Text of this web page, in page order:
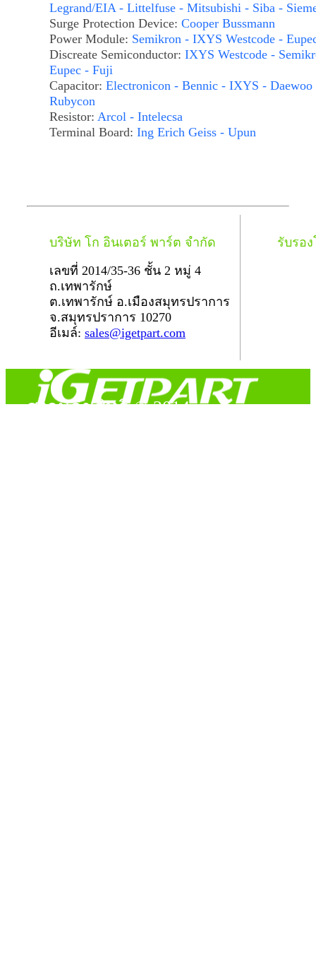
Legrand/EIA - Littelfuse - Mitsubishi - Siba -
Surge Protection Device: Cooper Bussmann
Power Module: Semikron - IXYS Westcode -
Discreate Semiconductor: IXYS Westcode -
Eupec - Fuji
Capacitor: Electronicon - Bennic - IXYS - Daewoo
Rubycon
Resistor: Arcol - Intelecsa
Terminal Board: Ing Erich Geiss - Upun
บริษัท โก อินเตอร์ พาร์ต จำกัด
เลขที่ 2014/35-36 ชั้น 2 หมู่ 4
ถ.เทพารักษ์
ต.เทพารักษ์ อ.เมืองสมุทรปราการ
จ.สมุทรปราการ 10270
อีเมล์: sales@igetpart.com
รับรอ
สงวนลิขสิทธิ์ © 2014